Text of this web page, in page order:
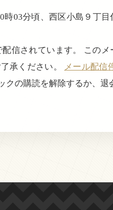
03分頃、西区小島９丁
されています。 このメ
承ください。 メール配信
の購読を解除するか、退